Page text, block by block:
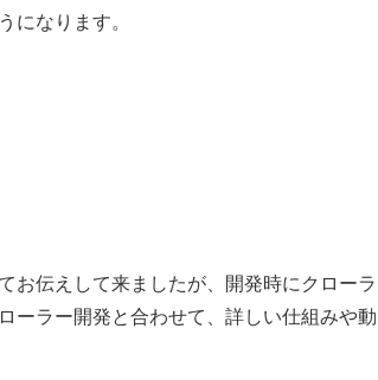
になります。
お伝えして来ましたが、開発時にクローラ
ーラー開発と合わせて、詳しい仕組みや動